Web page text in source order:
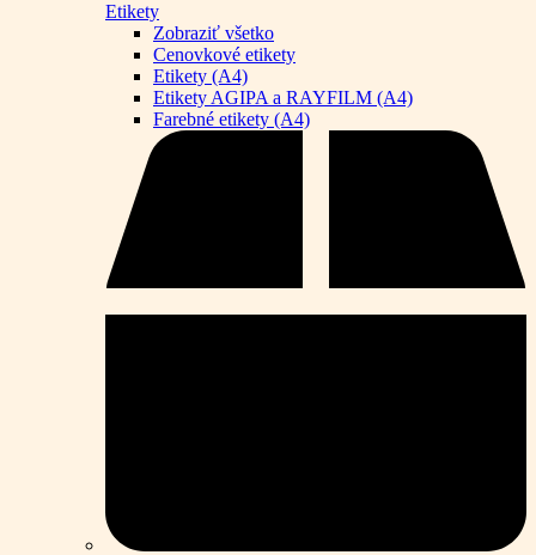
Etikety
Zobraziť všetko
Cenovkové etikety
Etikety (A4)
Etikety AGIPA a RAYFILM (A4)
Farebné etikety (A4)